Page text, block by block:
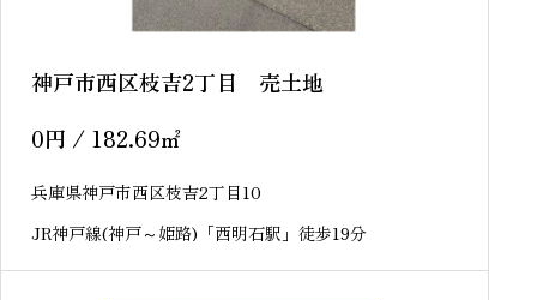
神戸市西区枝吉2丁目 売土地
0円 / 182.69㎡
兵庫県神戸市西区枝吉2丁目10
JR神戸線(神戸～姫路)「西明石駅」徒歩19分